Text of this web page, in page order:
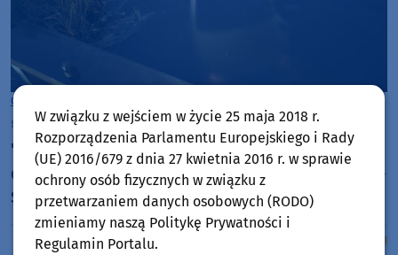
Gmina Stara Kiszewa
sobota, 18 października 2025, 12:46
"Stracił panowanie nad pojazdem". Samochód
dostawczy wjechał do stawu w Pałubinie, w gminie
Stara Kiszewa (FOTO)
W związku z wejściem w życie 25 maja 2018 r.
Rozporządzenia Parlamentu Europejskiego i Rady
(UE) 2016/679 z dnia 27 kwietnia 2016 r. w sprawie
ochrony osób fizycznych w związku z
przetwarzaniem danych osobowych (RODO)
zmieniamy naszą Politykę Prywatności i
Regulamin Portalu.